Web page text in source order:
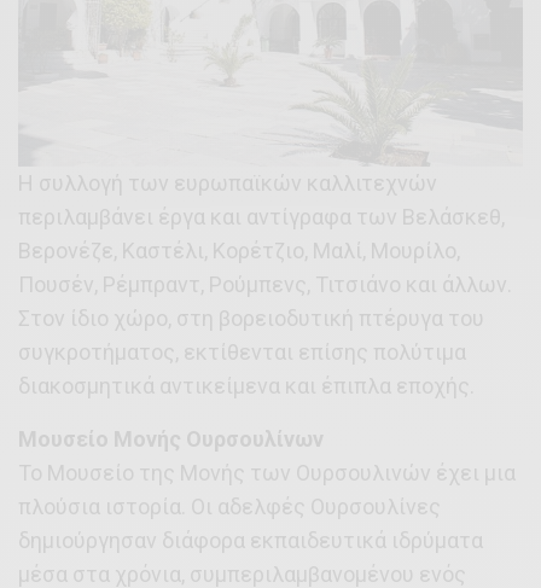
περιλαμβάνει έργα και αντίγραφα των Βελάσκεθ,
Βερονέζε, Καστέλι, Κορέτζιο, Μαλί, Μουρίλο,
Πουσέν, Ρέμπραντ, Ρούμπενς, Τιτσιάνο και άλλων.
Στον ίδιο χώρο, στη βορειοδυτική πτέρυγα του
συγκροτήματος, εκτίθενται επίσης πολύτιμα
διακοσμητικά αντικείμενα και έπιπλα εποχής.
Μουσείο Μονής Ουρσουλίνων
Το Μουσείο της Μονής των Ουρσουλινών έχει μια
πλούσια ιστορία. Οι αδελφές Ουρσουλίνες
δημιούργησαν διάφορα εκπαιδευτικά ιδρύματα
μέσα στα χρόνια, συμπεριλαμβανομένου ενός